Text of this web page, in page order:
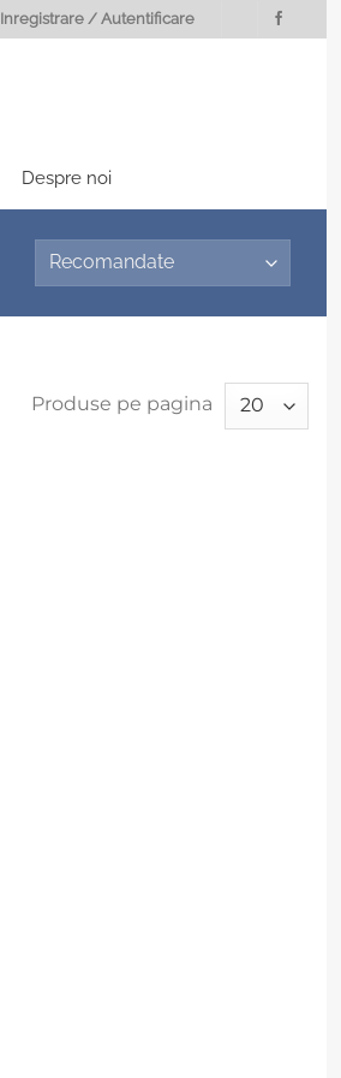
Inregistrare / Autentificare
Despre noi
Produse pe pagina